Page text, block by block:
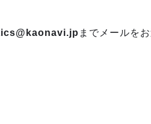
までメールを